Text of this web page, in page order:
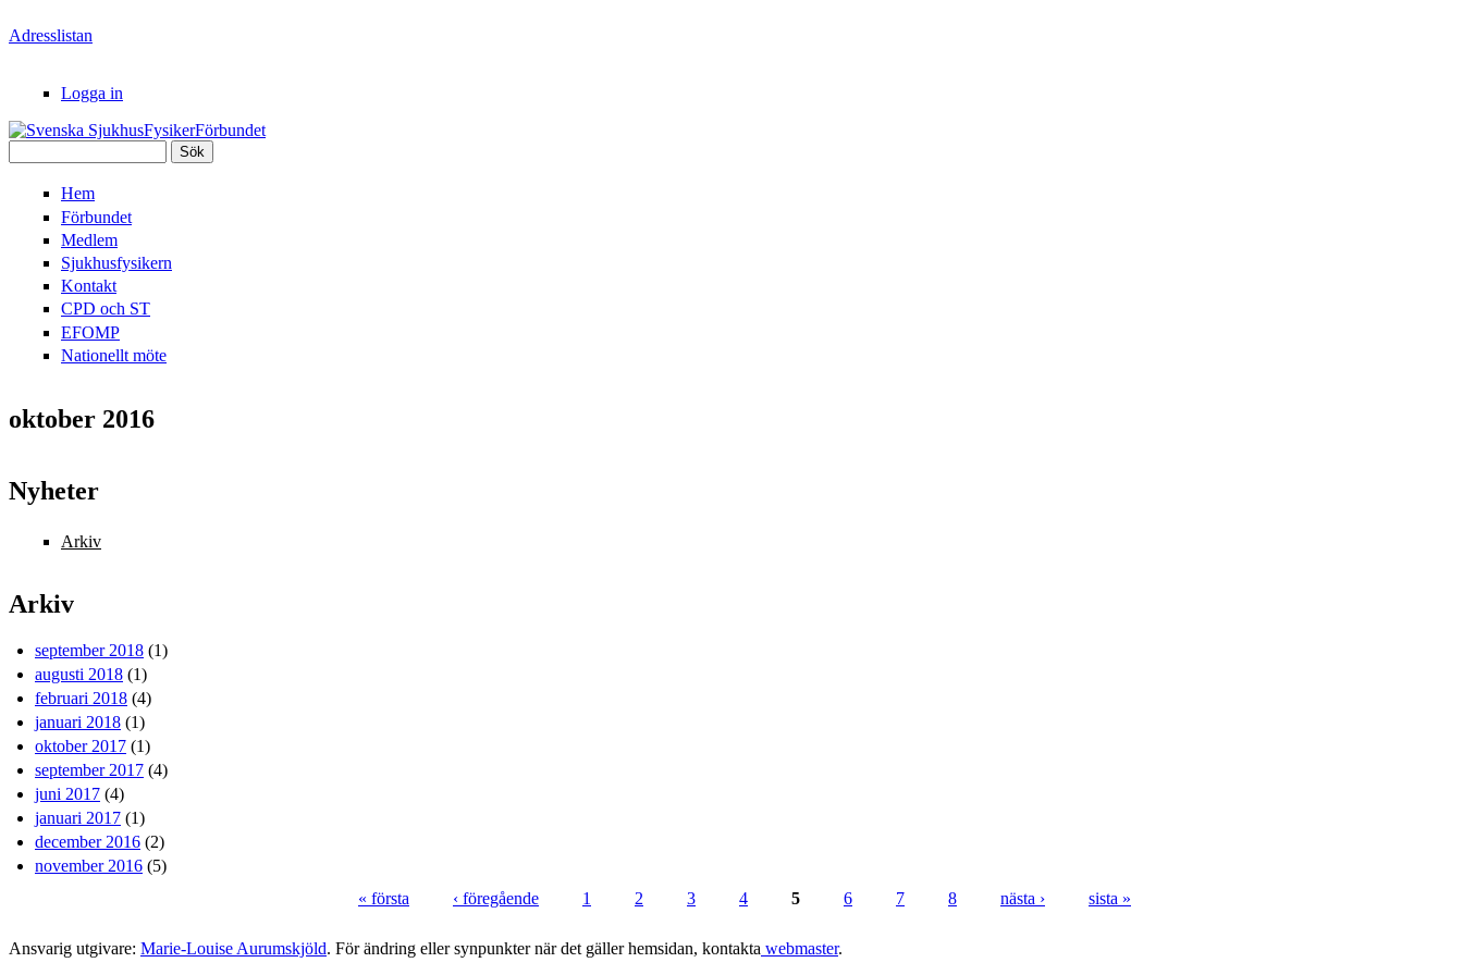
Adresslistan
Logga in
SjukhusFysikerFörbundet
Hem
Förbundet
Medlem
Sjukhusfysikern
Kontakt
CPD och ST
EFOMP
Nationellt möte
oktober 2016
Nyheter
Arkiv
Arkiv
september 2018 (1)
augusti 2018 (1)
februari 2018 (4)
januari 2018 (1)
oktober 2017 (1)
september 2017 (4)
juni 2017 (4)
januari 2017 (1)
december 2016 (2)
november 2016 (5)
« första ‹ föregående 1 2 3 4 5 6 7 8 nästa › sista »
Ansvarig utgivare: Marie-Louise Aurumskjöld. För ändring eller synpunkter när det gäller hemsidan, kontakta webmaster.